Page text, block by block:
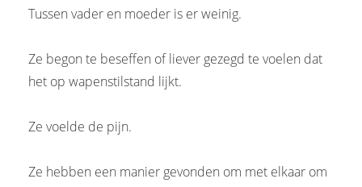
Tussen vader en moeder is er weinig.
Ze begon te beseffen of liever gezegd te voelen dat
het op wapenstilstand lijkt.
Ze voelde de pijn.
Ze hebben een manier gevonden om met elkaar om